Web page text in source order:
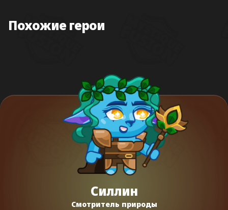
Похожие герои
Силлин
Смотритель природы